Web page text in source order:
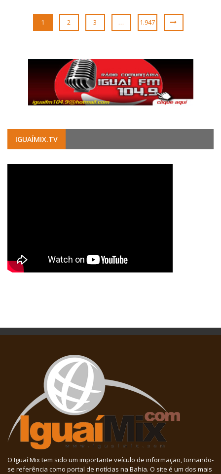
1 2 3 … 1.947
IGUAÍMIX.TV
O Iguaí Mix tem sido um importante veículo de informação, tornando-
se referência como portal de notícias na Bahia. O site é um dos mais